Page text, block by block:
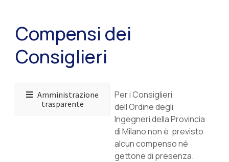
Compensi dei
Consiglieri
Amministrazione
trasparente
Per i Consiglieri
dell’Ordine degli
Ingegneri della Provincia
di Milano non è previsto
alcun compenso né
gettone di presenza.